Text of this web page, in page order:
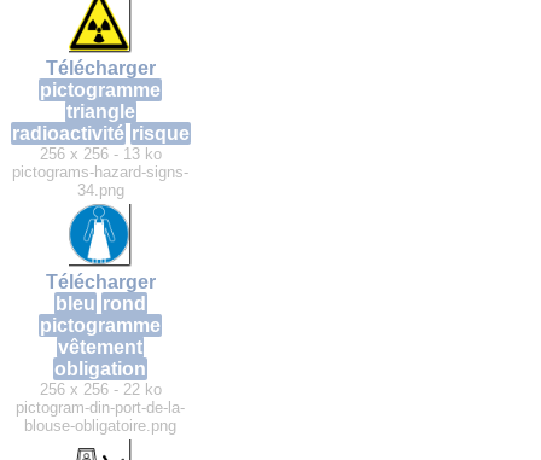
Télécharger
pictogramme
triangle
radioactivité risque
256 x 256 - 13 ko
pictograms-hazard-signs-
34.png
Télécharger
bleu rond
pictogramme
vêtement
obligation
256 x 256 - 22 ko
pictogram-din-port-de-la-
blouse-obligatoire.png